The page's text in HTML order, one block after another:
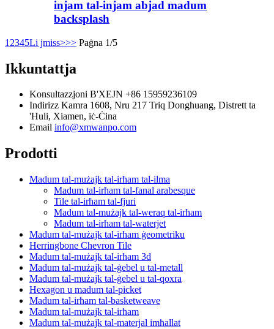
injam tal-injam abjad madum
backsplash
1 2345Li jmiss>>> Paġna 1/5
Ikkuntattja
Konsultazzjoni B'XEJN +86 15959236109
Indirizz Kamra 1608, Nru 217 Triq Donghuang, Distrett ta
'Huli, Xiamen, iċ-Ċina
Email info@xmwanpo.com
Prodotti
Madum tal-mużajk tal-irħam tal-ilma
Madum tal-irħam tal-fanal arabesque
Tile tal-irħam tal-fjuri
Madum tal-mużajk tal-weraq tal-irħam
Madum tal-irħam tal-waterjet
Madum tal-mużajk tal-irħam ġeometriku
Herringbone Chevron Tile
Madum tal-mużajk tal-irħam 3d
Madum tal-mużajk tal-ġebel u tal-metall
Madum tal-mużajk tal-ġebel u tal-qoxra
Hexagon u madum tal-picket
Madum tal-irħam tal-basketweave
Madum tal-mużajk tal-irħam
Madum tal-mużajk tal-materjal imħallat